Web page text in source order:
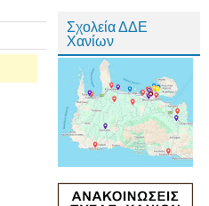
Σχολεία ΔΔΕ
Χανίων